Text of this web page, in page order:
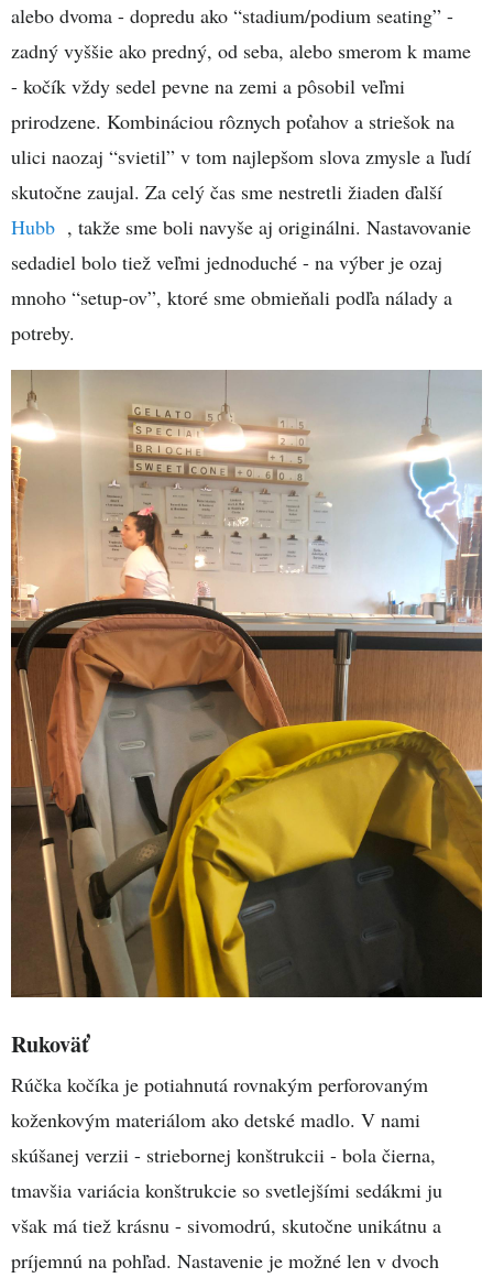
alebo dvoma - dopredu ako “stadium/podium seating” -
zadný vyššie ako predný, od seba, alebo smerom k mame
- kočík vždy sedel pevne na zemi a pôsobil veľmi
prirodzene. Kombináciou rôznych poťahov a striešok na
ulici naozaj “svietil” v tom najlepšom slova zmysle a ľudí
skutočne zaujal. Za celý čas sme nestretli žiaden ďalší
Hubb , takže sme boli navyše aj originálni. Nastavovanie
sedadiel bolo tiež veľmi jednoduché - na výber je ozaj
mnoho “setup-ov”, ktoré sme obmieňali podľa nálady a
potreby.
Rukoväť
Rúčka kočíka je potiahnutá rovnakým perforovaným
koženkovým materiálom ako detské madlo. V nami
skúšanej verzii - striebornej konštrukcii - bola čierna,
tmavšia variácia konštrukcie so svetlejšími sedákmi ju
však má tiež krásnu - sivomodrú, skutočne unikátnu a
príjemnú na pohľad. Nastavenie je možné len v dvoch